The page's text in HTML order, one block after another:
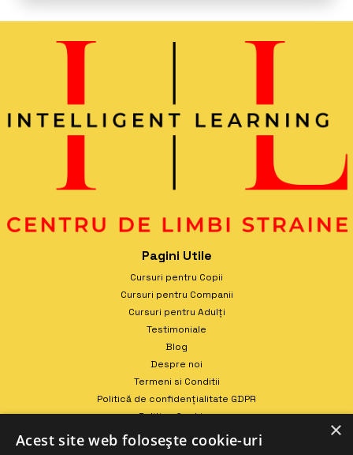
Pagini Utile
Cursuri pentru Copii
Cursuri pentru Companii
Cursuri pentru Adulți
Testimoniale
Blog
Despre noi
Termeni si Conditii
Politică de confidențialitate GDPR
Politica Cookies
Contact
×
Acest site web folosește cookie-uri